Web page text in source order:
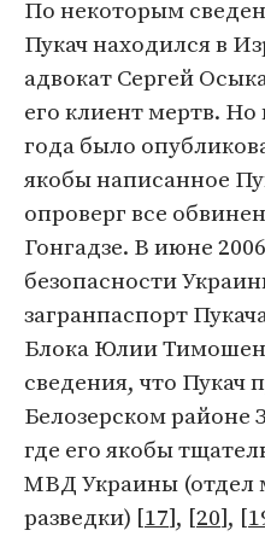
По некоторым
Пукач находился в
адвокат Сергей
его клиент мертв. Но
года было
якобы написанное
опроверг все
Гонгадзе. В июне
безопасности
загранпаспорт
Блока Юлии
сведения, что Пукач
Белозерском районе
где его якобы
МВД Украины (отдел
разведки) [17], [20], [